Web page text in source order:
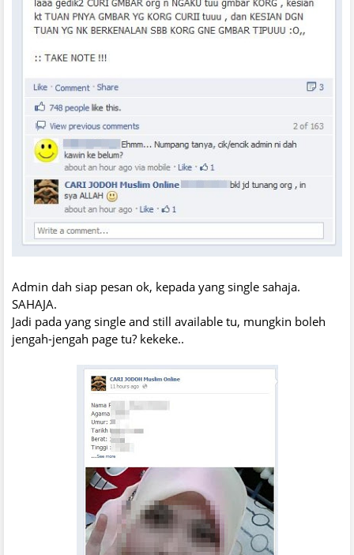
Admin dah siap pesan ok, kepada yang single sahaja.
SAHAJA.
Jadi pada yang single and still available tu, mungkin boleh
jengah-jengah page tu? kekeke..